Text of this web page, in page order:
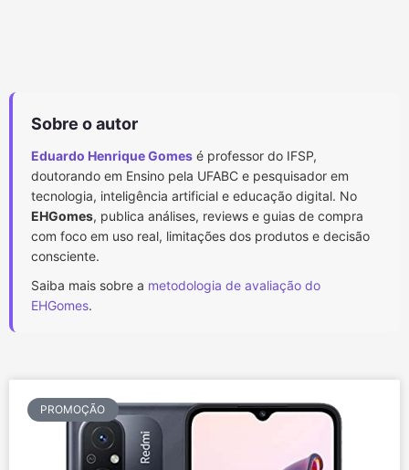
Sobre o autor
Eduardo Henrique Gomes é professor do IFSP,
doutorando em Ensino pela UFABC e pesquisador em
tecnologia, inteligência artificial e educação digital. No
EHGomes, publica análises, reviews e guias de compra
com foco em uso real, limitações dos produtos e decisão
consciente.
Saiba mais sobre a metodologia de avaliação do
EHGomes.
PROMOÇÃO